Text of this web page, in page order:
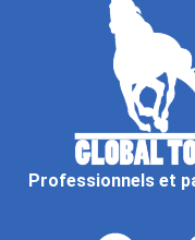
Professionnels et